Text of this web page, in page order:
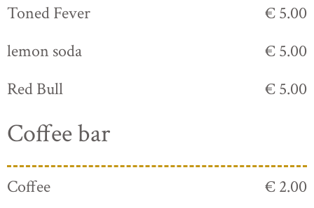
Toned Fever
€ 5.00
lemon soda
€ 5.00
Red Bull
€ 5.00
Coffee bar
Coffee
€ 2.00